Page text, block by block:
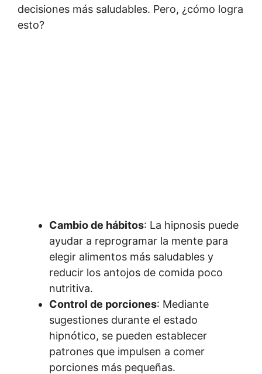
decisiones más saludables. Pero, ¿cómo logra
esto?
Cambio de hábitos: La hipnosis puede
ayudar a reprogramar la mente para
elegir alimentos más saludables y
reducir los antojos de comida poco
nutritiva.
Control de porciones: Mediante
sugestiones durante el estado
hipnótico, se pueden establecer
patrones que impulsen a comer
porciones más pequeñas.